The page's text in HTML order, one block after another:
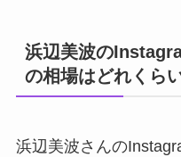
浜辺美波の
の相場はどれくら
浜辺美波さんの